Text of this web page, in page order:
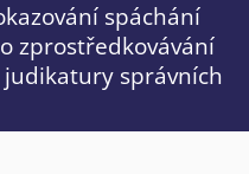
spáchání
zprostředkovávání
správních